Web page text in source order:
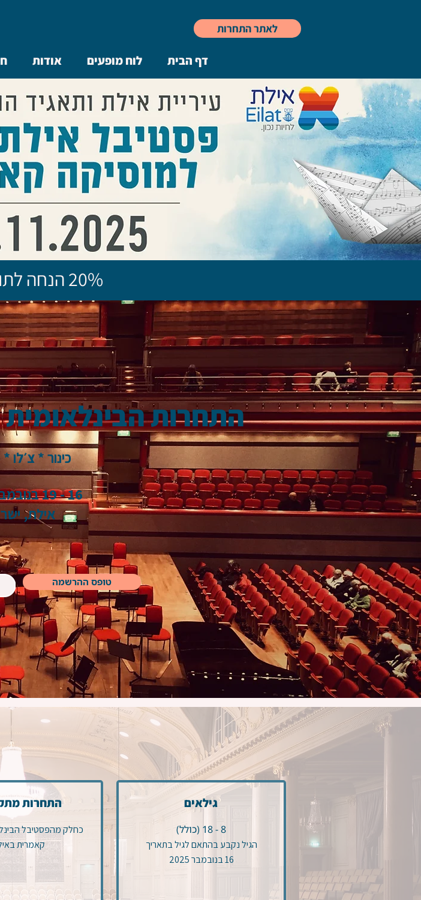
לאתר התחרות
דף הבית לוח מופעים אודות
20% הנחה לתושבי אילת
כינור * צ׳לו
התחרות הבינלאומית
16 - 19 בנובמבר 2025
אילת,
טופס ההרשמה
התחרות
כחלק מהפסטיבל
קאמרית
גילאים
8 - 18 (כולל)
הגיל נקבע בהתאם לגיל בתאריך
16 בנובמבר 2025